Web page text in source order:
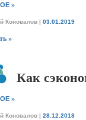
»
Коновалов| 03.01.2019
»
Как
»
Коновалов| 28.12.2018